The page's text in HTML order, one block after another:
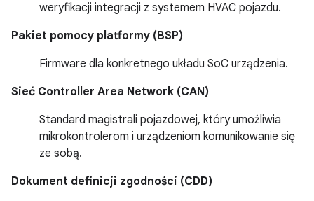
weryfikacji integracji z systemem HVAC pojazdu.
Pakiet pomocy platformy (BSP)
Firmware dla konkretnego układu SoC urządzenia.
Sieć Controller Area Network (CAN)
Standard magistrali pojazdowej, który umożliwia
mikrokontrolerom i urządzeniom komunikowanie się
ze sobą.
Dokument definicji zgodności (CDD)